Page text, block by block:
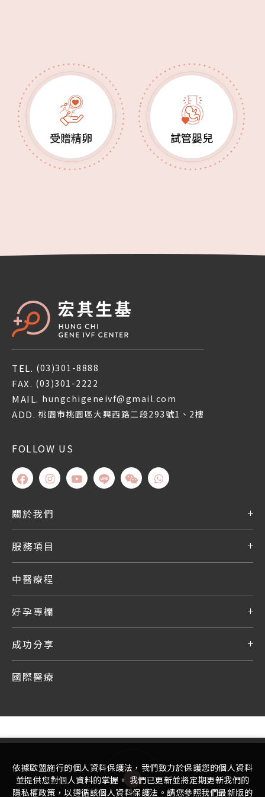
受贈精卵 試管嬰兒
TEL. (03)301-8888
FAX. (03)301-2222
MAIL. hungchigeneivf@gmail.com
ADD. 桃園市桃園區大興西路二段293號1、2樓
FOLLOW US
關於我們
服務項目
中醫療程
好孕專欄
成功分享
國際醫療
依據歐盟施行的個人資料保護法，我們致力於保護您的個人資料
並提供您對個人資料的掌握。 我們已更新並將定期更新我們的
隱私權政策，以遵循該個人資料保護法。請您參照我們最新版的